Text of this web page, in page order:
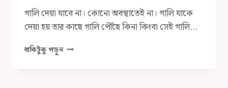
গালি দেয়া যাবে না। কোনো অবস্থাতেই না। গালি যাকে
দেয়া হয় তার কাছে গালি পৌঁছে কিনা কিংবা সেই গালি…
বাকিটুকু পড়ুনবন্ধুগণ,